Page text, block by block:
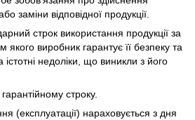
заміни відповідної продукції.
строк використання продукції за
виробник гарантує її безпеку та
істотні недоліки, що виникли з його
строку.
(експлуатації) нараховується з дня